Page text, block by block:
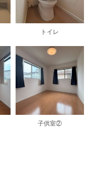
トイレ
子供室②